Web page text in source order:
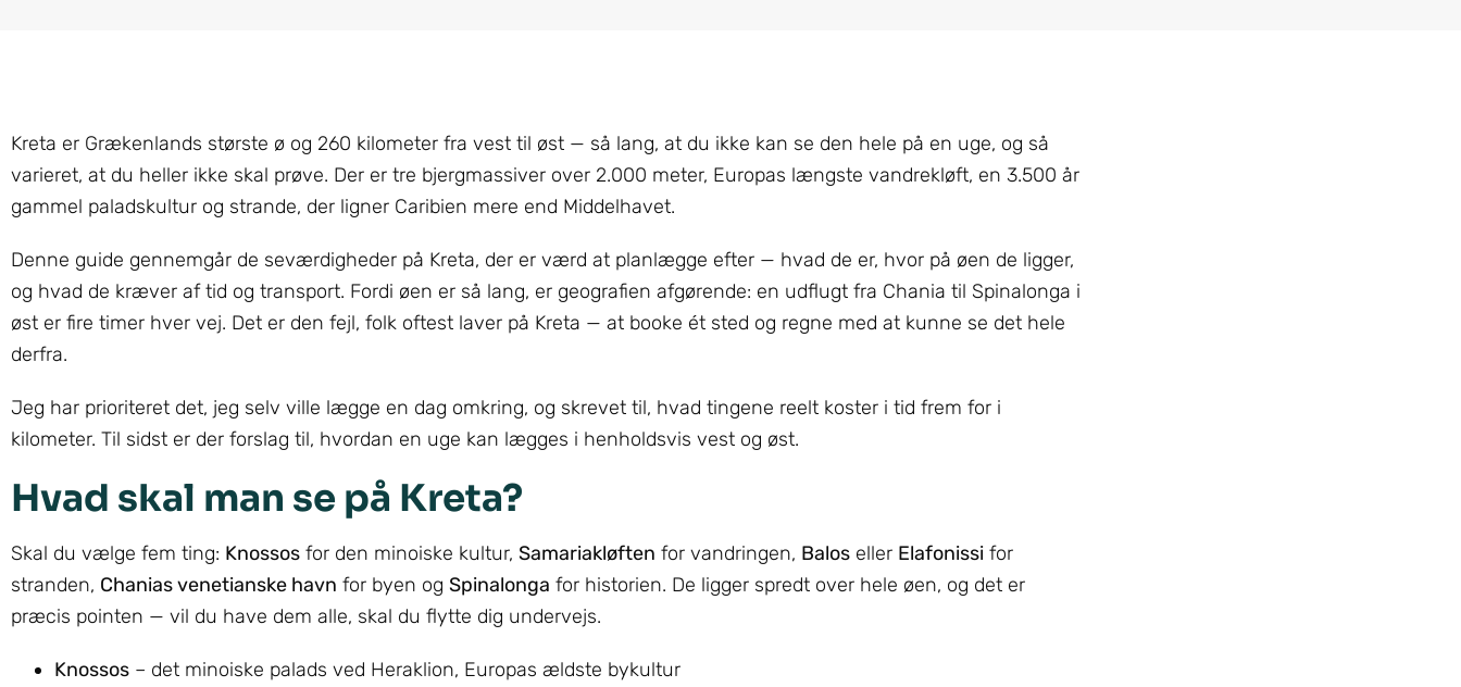
Kreta er Grækenlands største ø og 260 kilometer fra vest til øst — så lang, at du ikke kan se den hele på en uge, og så
varieret, at du heller ikke skal prøve. Der er tre bjergmassiver over 2.000 meter, Europas længste vandrekløft, en 3.500 år
gammel palads­kultur og strande, der ligner Caribien mere end Middelhavet.
Denne guide gennemgår de seværdigheder på Kreta, der er værd at planlægge efter — hvad de er, hvor på øen de ligger,
og hvad de kræver af tid og transport. Fordi øen er så lang, er geografien afgørende: en udflugt fra Chania til Spinalonga i
øst er fire timer hver vej. Det er den fejl, folk oftest laver på Kreta — at booke ét sted og regne med at kunne se det hele
derfra.
Jeg har prioriteret det, jeg selv ville lægge en dag omkring, og skrevet til, hvad tingene reelt koster i tid frem for i
kilometer. Til sidst er der forslag til, hvordan en uge kan lægges i henholdsvis vest og øst.
Hvad skal man se på Kreta?
Skal du vælge fem ting: Knossos for den minoiske kultur, Samariakløften for vandringen, Balos eller Elafonissi for
stranden, Chanias venetianske havn for byen og Spinalonga for historien. De ligger spredt over hele øen, og det er
præcis pointen — vil du have dem alle, skal du flytte dig undervejs.
Knossos – det minoiske palads ved Heraklion, Europas ældste bykultur